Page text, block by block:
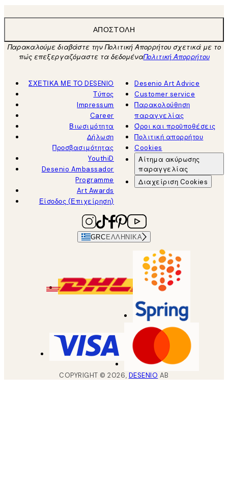
ΑΠΟΣΤΟΛΉ
Παρακαλούμε διαβάστε την Πολιτική Απορρήτου σχετικά με το
πώς επεξεργαζόμαστε τα δεδομέναΠολιτική Απορρήτου
ΣΧΕΤΙΚΑ ΜΕ ΤΟ DESENIO
Τύπος
Impressum
Career
Βιωσιμότητα
Δήλωση
Προσβασιμότητας
YouthiD
Desenio Ambassador
Programme
Art Awards
Είσοδος (Επιχείρηση)
Desenio Art Advice
Customer service
Παρακολούθηση
παραγγελίας
Όροι και προϋποθέσεις
Πολιτική απορρήτου
Cookies
Αίτημα ακύρωσης
παραγγελίας
Διαχείριση Cookies
GRC ΕΛΛΗΝΙΚΆ
COPYRIGHT ©2026, DESENIO AB